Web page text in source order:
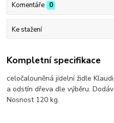
Komentáře 0
Ke stažení
Kompletní specifikace
celočalouněná jídelní židle
a odstín dřeva dle výběru.
Nosnost 120 kg.